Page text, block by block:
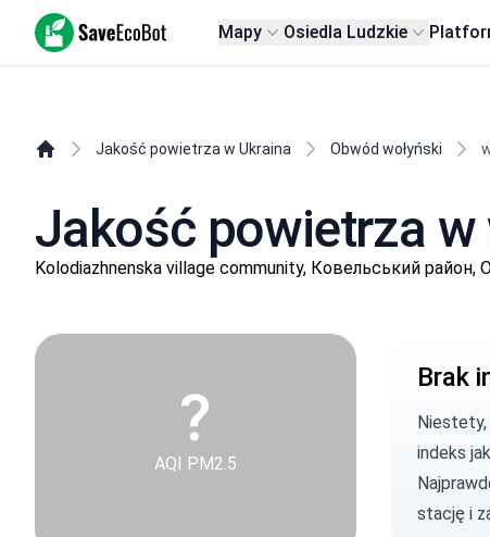
SaveEcoBot Mapy Osiedla Ludzkie
Jakość powietrza w Ukraina Obwód wołyński
Jakość powietrza
Kolodiazhnenska village community, Ковельський район,
?
AQI PM2.5
Brak
indeks
stację i